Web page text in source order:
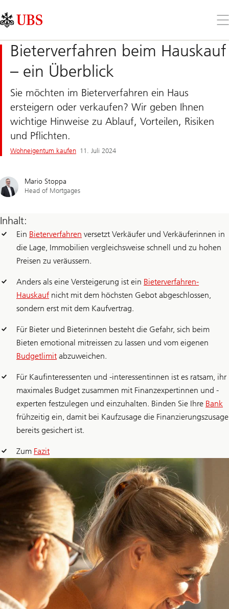
Links
Area
Sie
Bieterverfahren beim Hauskauf
– ein Überblick
Sie möchten im Bieterverfahren ein Haus
ersteigern oder verkaufen? Wir geben Ihnen
wichtige Hinweise zu Ablauf, Vorteilen, Risiken
und Pflichten.
Wohneigentum kaufen​ 11. Juli 2024
Mario Stoppa
Head of Mortgages
Inhalt:
Ein Bieterverfahren versetzt Verkäufer und Verkäuferinnen in
die Lage, Immobilien vergleichsweise schnell und zu hohen
Preisen zu veräussern.
Anders als eine Versteigerung ist ein Bieterverfahren-
Hauskauf nicht mit dem höchsten Gebot abgeschlossen,
sondern erst mit dem Kaufvertrag.
Für Bieter und Bieterinnen besteht die Gefahr, sich beim
Bieten emotional mitreissen zu lassen und vom eigenen
Budgetlimit abzuweichen.
Für Kaufinteressenten und -interessentinnen ist es ratsam, ihr
maximales Budget zusammen mit Finanzexpertinnen und -
experten festzulegen und einzuhalten. Binden Sie Ihre Bank
frühzeitig ein, damit bei Kaufzusage die Finanzierungszusage
bereits gesichert ist.
Zum Fazit